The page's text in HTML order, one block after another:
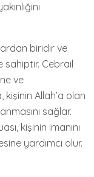
biridir ve
sahiptir. Cebrail
ve
kişinin Allah’a olan
sağlar.
kişinin imanını
yardımcı olur.